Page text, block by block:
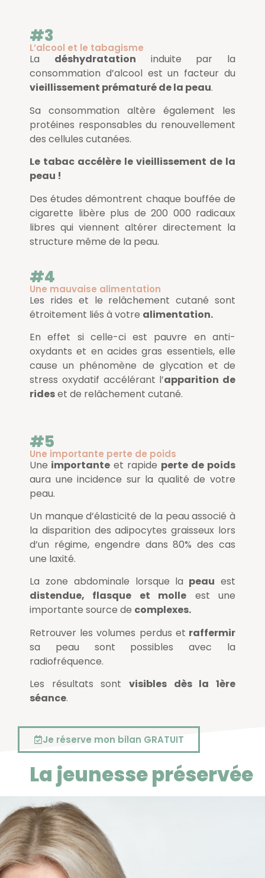
#3
L’alcool et le tabagisme
La déshydratation induite par la
consommation d’alcool est un facteur du
vieillissement prématuré de la peau.
Sa consommation altère également les
protéines responsables du renouvellement
des cellules cutanées.
Le tabac accélère le vieillissement de la
peau !
Des études démontrent chaque bouffée de
cigarette libère plus de 200 000 radicaux
libres qui viennent altérer directement la
structure même de la peau.
#4
Une mauvaise alimentation
Les rides et le relâchement cutané sont
étroitement liés à votre alimentation.
En effet si celle-ci est pauvre en anti-
oxydants et en acides gras essentiels, elle
cause un phénomène de glycation et de
stress oxydatif accélérant l’apparition de
rideset de relâchement cutané.
#5
Une importante perte de poids
Une importante et rapide perte de poids
aura une incidence sur la qualité de votre
peau.
Un manque d’élasticité de la peau associé à
la disparition des adipocytes graisseux lors
d’un régime, engendre dans 80% des cas
une laxité.
La zone abdominale lorsque la peau est
distendue, flasque et molle est une
importante source de complexes.
Retrouver les volumes perdus et raffermir
sa peau sont possibles avec la
radiofréquence.
Les résultats sont visibles dès la 1ère
séance.
Je réserve mon bilan GRATUIT
La jeunesse préservée